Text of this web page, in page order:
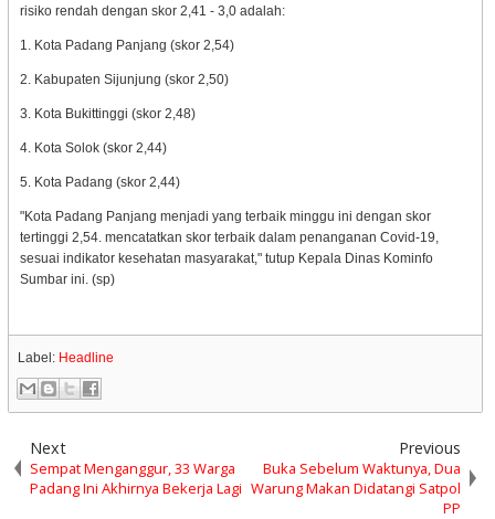
risiko rendah dengan skor 2,41 - 3,0 adalah:
1. Kota Padang Panjang (skor 2,54)
2. Kabupaten Sijunjung (skor 2,50)
3. Kota Bukittinggi (skor 2,48)
4. Kota Solok (skor 2,44)
5. Kota Padang (skor 2,44)
"Kota Padang Panjang menjadi yang terbaik minggu ini dengan skor
tertinggi 2,54. mencatatkan skor terbaik dalam penanganan Covid-19,
sesuai indikator kesehatan masyarakat," tutup Kepala Dinas Kominfo
Sumbar ini. (sp)
Label: Headline
Next
Sempat Menganggur, 33 Warga
Padang Ini Akhirnya Bekerja Lagi
Previous
Buka Sebelum Waktunya, Dua
Warung Makan Didatangi Satpol
PP